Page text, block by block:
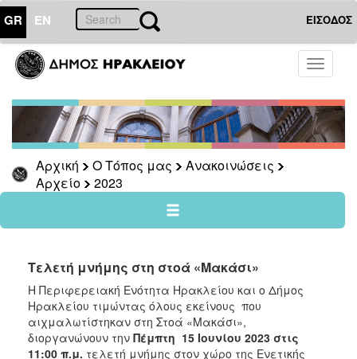
GR EN ΕΙΣΟΔΟΣ
Toggle
Αρχική Ο Τόπος μας
Ανακοινώσεις
Αρχείο
2023
ΤΟΠΟΣ
ΜΑΣ
Ανακοινώσεις
Αρχείο
2026
2025
2020
2019
2018
Τελετή μνήμης στη στοά «Μακάσι»
Η Περιφερειακή Ενότητα Ηρακλείου και ο Δήμος
Ηρακλείου τιμώντας όλους εκείνους που
αιχμαλωτίστηκαν στη Στοά «Μακάσι»,
διοργανώνουν την Πέμπτη 15 Ιουνίου 2023 στις
11:00 π.μ. τελετή μνήμης στον χώρο της Ενετικής